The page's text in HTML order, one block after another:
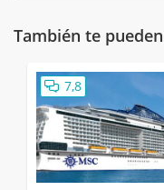
También te
7,8